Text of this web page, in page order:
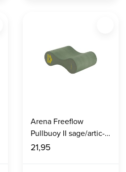
Arena Freeflow
Pullbuoy II sage/artic-
lime
21,95